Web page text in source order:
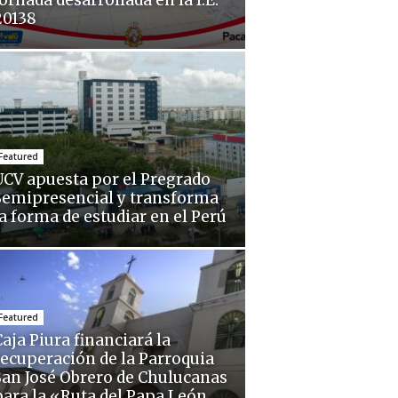
apuesta por el Pregrado
y transforma
forma de estudiar en el Perú
Piura financiará la
de la Parroquia
José Obrero de Chulucanas